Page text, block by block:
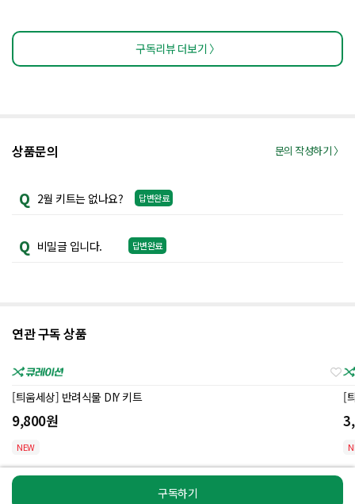
구독리뷰 더보기 〉
상품문의 문의 작성하기 〉
Q 2월 키트는 없나요? 답변완료
Q 비밀글 입니다. 답변완료
연관 구독 상품
[틔움세상] 반려식물 DIY 키트
9,800원
NEW
[
구독하기